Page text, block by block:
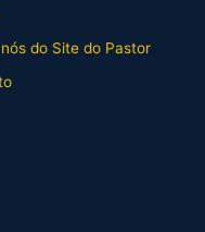
do Site do Pastor